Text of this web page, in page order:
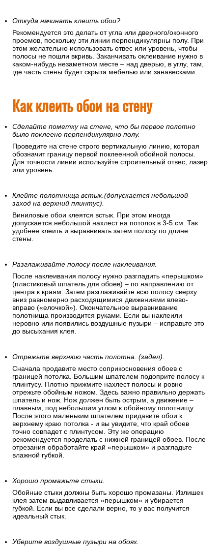
Откуда начинать клеить обои?
Рекомендуется это делать от угла или дверного/оконного
проемов, поскольку эти линии перпендикулярны полу. При
этом желательно использовать отвес или уровень, чтобы
полосы не пошли вкривь. Заканчивать оклеивание нужно в
каком-нибудь незаметном месте – над дверью, в углу, там,
где часть стены будет скрыта мебелью или занавесками.
Как клеить обои на стену
Сделайте пометку на стене, что бы первое полотно
было поклеено перпендикулярно полу.
Проведите на стене строго вертикальную линию, которая
обозначит границу первой поклеенной обойной полосы.
Для точности линии используйте строительный отвес, лазер
или уровень.
Клейте полотнища встык.(допускается небольшой
заход на верхний плинтус).
Виниловые обои клеятся встык. При этом иногда
допускается небольшой нахлест на потолок в 3-5 см. Так
удобнее клеить и выравнивать затем полосу по длине
стены.
Разглаживайте полосу после наклеивания.
После наклеивания полосу нужно разгладить «перышком»
(пластиковый шпатель для обоев) – по направлению от
центра к краям. Затем разглаживайте всю полосу сверху
вниз равномерно расходящимися движениями влево-
вправо («елочкой»). Окончательное выравнивание
полотнища производится руками. Если вы наклеили
неровно или появились воздушные пузыри – исправьте это
до высыхания клея.
Отрежьте верхнюю часть полотна. (задел).
Сначала продавите место соприкосновения обоев с
границей потолка. Большим шпателем подоприте полосу к
плинтусу. Плотно прижмите нахлест полосы и ровно
отрежьте обойным ножом. Здесь важно правильно держать
шпатель и нож. Нож должен быть острым, а движение –
плавным, под небольшим углом к обойному полотнищу.
После этого маленьким шпателем придавите обои к
верхнему краю потолка - и вы увидите, что край обоев
точно совпадет с плинтусом. Эту же операцию
рекомендуется проделать с нижней границей обоев. После
отрезания обработайте край «перышком» и разгладьте
влажной губкой.
Хорошо промажьте стыки.
Обойные стыки должны быть хорошо промазаны. Излишек
клея затем выдавливается «перышком» и убирается
губкой. Если вы все сделали верно, то у вас получится
идеальный стык.
Уберите воздушные пузыри на обоях.